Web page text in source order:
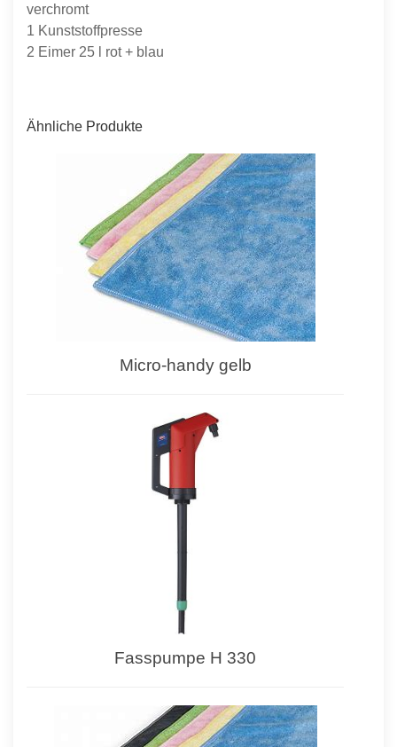
verchromt
1 Kunststoffpresse
2 Eimer 25 l rot + blau
Ähnliche Produkte
Micro-handy gelb
Fasspumpe H 330